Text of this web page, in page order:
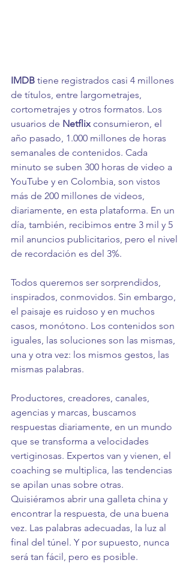
IMDB tiene registrados casi 4 millones
de títulos, entre largometrajes,
cortometrajes y otros formatos. Los
usuarios de Netflix consumieron, el
año pasado, 1.000 millones de horas
semanales de contenidos. Cada
minuto se suben 300 horas de video a
YouTube y en Colombia, son vistos
más de 200 millones de videos,
diariamente, en esta plataforma. En un
día, también, recibimos entre 3 mil y 5
mil anuncios publicitarios, pero el nivel
de recordación es del 3%.
Todos queremos ser sorprendidos,
inspirados, conmovidos. Sin embargo,
el paisaje es ruidoso y en muchos
casos, monótono. Los contenidos son
iguales, las soluciones son las mismas,
una y otra vez: los mismos gestos, las
mismas palabras.
Productores, creadores, canales,
agencias y marcas, buscamos
respuestas diariamente, en un mundo
que se transforma a velocidades
vertiginosas. Expertos van y vienen, el
coaching se multiplica, las tendencias
se apilan unas sobre otras.
Quisiéramos abrir una galleta china y
encontrar la respuesta, de una buena
vez. Las palabras adecuadas, la luz al
final del túnel. Y por supuesto, nunca
será tan fácil, pero es posible.